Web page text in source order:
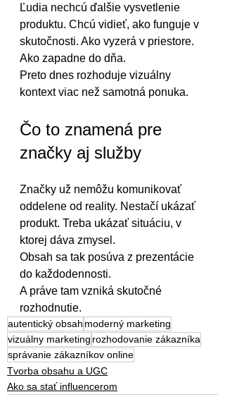
Ľudia nechcú ďalšie vysvetlenie
produktu. Chcú vidieť, ako funguje v
skutočnosti. Ako vyzerá v priestore.
Ako zapadne do dňa.
Preto dnes rozhoduje vizuálny
kontext viac než samotná ponuka.
Čo to znamená pre
značky aj služby
Značky už nemôžu komunikovať
oddelene od reality. Nestačí ukázať
produkt. Treba ukázať situáciu, v
ktorej dáva zmysel.
Obsah sa tak posúva z prezentácie
do každodennosti.
A práve tam vzniká skutočné
rozhodnutie.
autentický obsah moderný marketing
vizuálny marketing rozhodovanie zákazníka
správanie zákazníkov online
Tvorba obsahu a UGC
Ako sa stať influencerom